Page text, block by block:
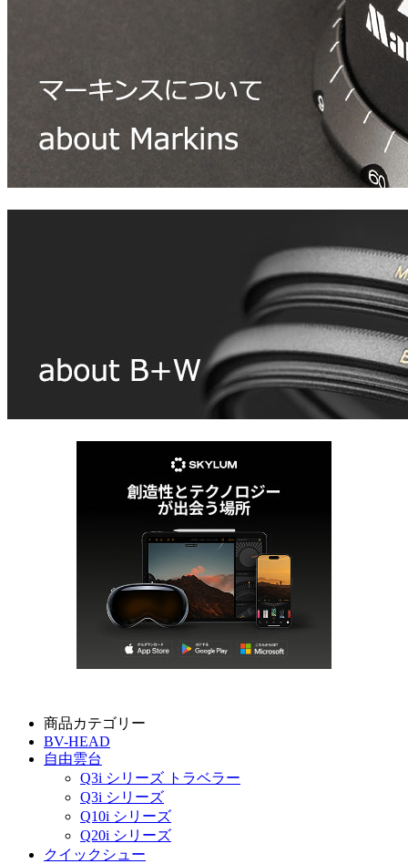
商品カテゴリー
BV-HEAD
自由雲台
Q3i シリーズ トラベラー
Q3i シリーズ
Q10i シリーズ
Q20i シリーズ
クイックシュー